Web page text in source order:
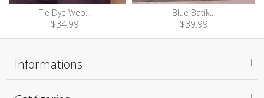
Tie Dye Web...
$34.99
Blue Batik...
$39.99
Informations